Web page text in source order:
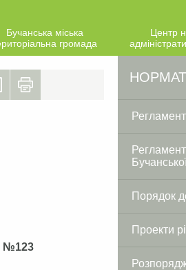
Бучанська міська
громада
Центр
Facebook
Twitter
Порядок
Проекти